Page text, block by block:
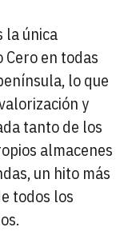
la única
en todas
lo que
y
tanto de los
almacenes
un hito más
todos los